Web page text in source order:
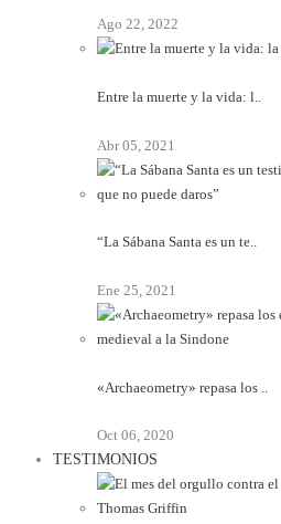
Ago 22, 2022
Entre la muerte y la vida: l..
Abr 05, 2021
“La Sábana Santa es un te..
Ene 25, 2021
«Archaeometry» repasa los ..
Oct 06, 2020
TESTIMONIOS